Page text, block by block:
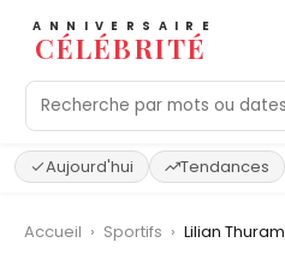
ANNIVERSAIRE
CÉLÉBRITÉ
Aujourd'hui Tendances
Accueil › Sportifs › Lilian Thuram